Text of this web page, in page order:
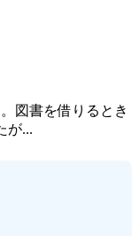
図書を借りるとき
が...